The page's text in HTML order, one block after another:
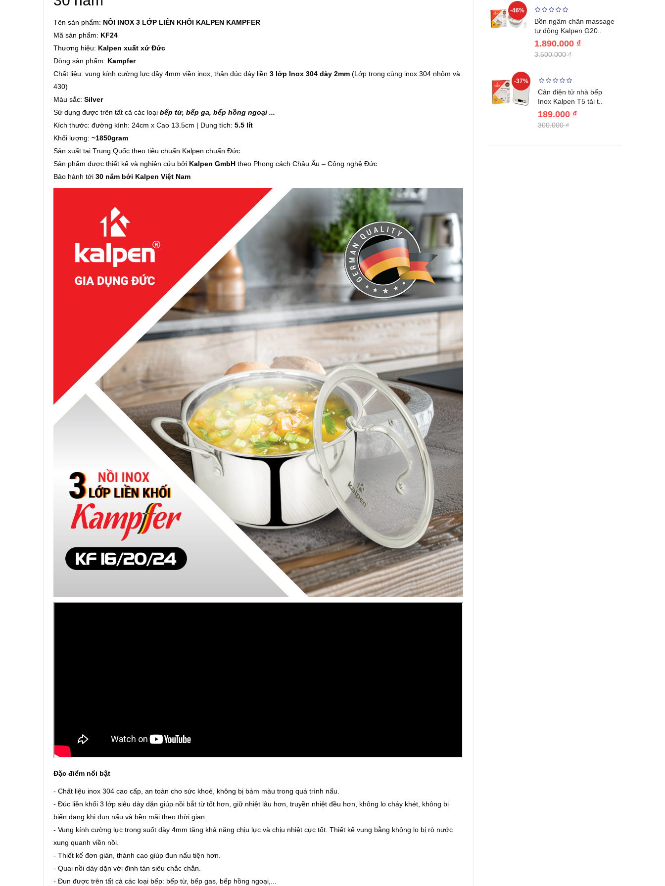
Tên sản phẩm: NỒI INOX 3 LỚP LIÊN KHỐI KALPEN KAMPFER
Mã sản phẩm: KF24
Thương hiệu: Kalpen xuất xứ Đức
Dòng sản phẩm: Kampfer
Chất liệu: vung kính cường lực dầy 4mm viền inox, thân đúc đáy liền 3 lớp Inox 304 dày 2mm (Lớp trong cùng inox 304 nhôm và
430)
Màu sắc: Silver
Sử dụng được trên tất cả các loại bếp từ, bếp ga, bếp hồng ngoại ...
Kích thước: đường kính: 24cm x Cao 13.5cm | Dung tích: 5.5 lít
Khối lượng: ~1850gram
Sản xuất tại Trung Quốc theo tiêu chuẩn Kalpen chuẩn Đức
Sản phẩm được thiết kế và nghiên cứu bởi Kalpen GmbH theo Phong cách Châu Âu – Công nghệ Đức
Bảo hành tới 30 năm bới Kalpen Việt Nam
Đặc điểm nổi bật
- Chất liệu inox 304 cao cấp, an toàn cho sức khoẻ, không bị bám màu trong quá trình nấu.
- Đúc liền khối 3 lớp siêu dày dặn giúp nồi bắt từ tốt hơn, giữ nhiệt lâu hơn, truyền nhiệt đều hơn, không lo cháy khét, không bị
biến dạng khi đun nấu và bền mãi theo thời gian.
- Vung kính cường lực trong suốt dày 4mm tăng khả năng chịu lực và chịu nhiệt cực tốt. Thiết kế vung bằng không lo bị rò nước
xung quanh viền nồi.
- Thiết kế đơn giản, thành cao giúp đun nấu tiện hơn.
- Quai nồi dày dặn với đinh tán siêu chắc chắn.
- Đun được trên tất cả các loại bếp: bếp từ, bếp gas, bếp hồng ngoại,...
189.000 ₫
-46%
Bồn ngâm chân massage
tự động Kalpen G20..
1.890.000 ₫
3.500.000 ₫
-37%
Cân điện tử nhà bếp
Inox Kalpen T5 tải t..
189.000 ₫
300.000 ₫